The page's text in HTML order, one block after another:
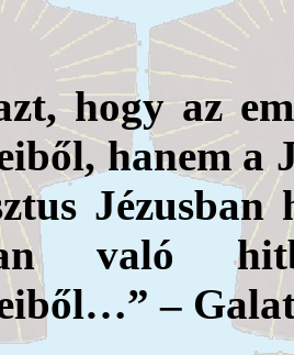
hogy az
hanem
való
–